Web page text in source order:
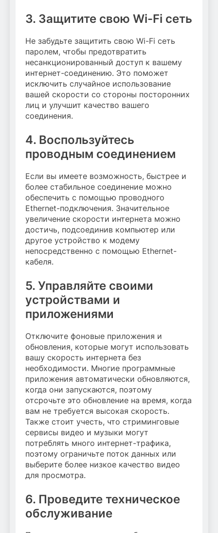
3. Защитите свою Wi-Fi сеть
Не забудьте защитить свою Wi-Fi сеть
паролем, чтобы предотвратить
несанкционированный доступ к вашему
интернет-соединению. Это поможет
исключить случайное использование
вашей скорости со стороны посторонних
лиц и улучшит качество вашего
соединения.
4. Воспользуйтесь
проводным соединением
Если вы имеете возможность, быстрее и
более стабильное соединение можно
обеспечить с помощью проводного
Ethernet-подключения. Значительное
увеличение скорости интернета можно
достичь, подсоединив компьютер или
другое устройство к модему
непосредственно с помощью Ethernet-
кабеля.
5. Управляйте своими
устройствами и
приложениями
Отключите фоновые приложения и
обновления, которые могут использовать
вашу скорость интернета без
необходимости. Многие программные
приложения автоматически обновляются,
когда они запускаются, поэтому
отсрочьте это обновление на время, когда
вам не требуется высокая скорость.
Также стоит учесть, что стриминговые
сервисы видео и музыки могут
потреблять много интернет-трафика,
поэтому ограничьте поток данных или
выберите более низкое качество видео
для просмотра.
6. Проведите техническое
обслуживание